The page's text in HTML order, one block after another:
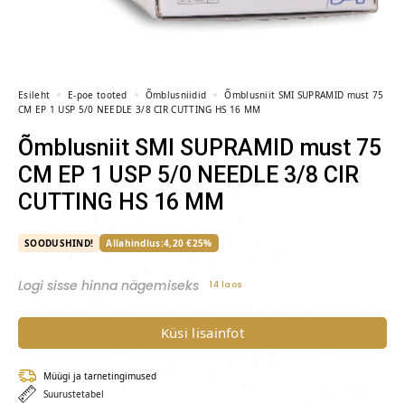
Esileht E-poe tooted Õmblusniidid
Õmblusniit SMI SUPRAMID must 75
CM EP 1 USP 5/0 NEEDLE 3/8 CIR CUTTING HS 16 MM
Õmblusniit SMI SUPRAMID must 75
CM EP 1 USP 5/0 NEEDLE 3/8 CIR
CUTTING HS 16 MM
SOODUSHIND! Allahindlus:4,20€25%
Logi sisse hinna nägemiseks 14 laos
Küsi lisainfot
Müügi ja tarnetingimused
Suurustetabel